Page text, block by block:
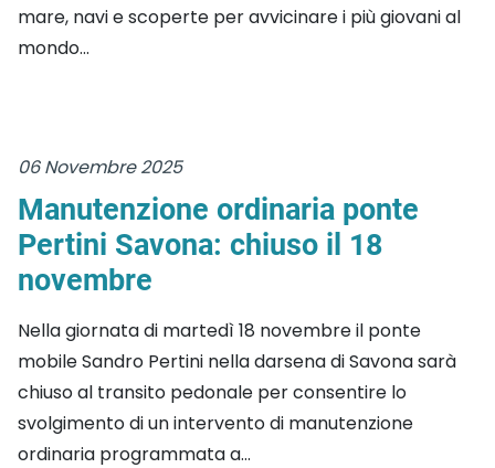
mare, navi e scoperte per avvicinare i più giovani al
mondo...
06 Novembre 2025
Manutenzione ordinaria ponte
Pertini Savona: chiuso il 18
novembre
Nella giornata di martedì 18 novembre il ponte
mobile Sandro Pertini nella darsena di Savona sarà
chiuso al transito pedonale per consentire lo
svolgimento di un intervento di manutenzione
ordinaria programmata a...